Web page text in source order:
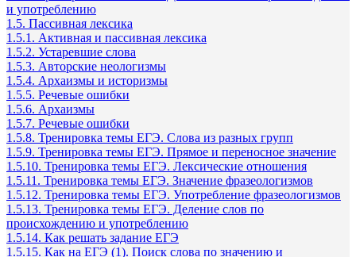
и употреблению
1.5. Пассивная лексика
1.5.1. Активная и пассивная лексика
1.5.2. Устаревшие слова
1.5.3. Авторские неологизмы
1.5.4. Архаизмы и историзмы
1.5.5. Речевые ошибки
1.5.6. Архаизмы
1.5.7. Речевые ошибки
1.5.8. Тренировка темы ЕГЭ. Слова из разных групп
1.5.9. Тренировка темы ЕГЭ. Прямое и переносное значение
1.5.10. Тренировка темы ЕГЭ. Лексические отношения
1.5.11. Тренировка темы ЕГЭ. Значение фразеологизмов
1.5.12. Тренировка темы ЕГЭ. Употребление фразеологизмов
1.5.13. Тренировка темы ЕГЭ. Деление слов по
происхождению и употреблению
1.5.14. Как решать задание ЕГЭ
1.5.15. Как на ЕГЭ (1). Поиск слова по значению и